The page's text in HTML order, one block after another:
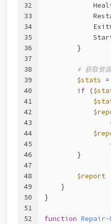
32
33
34
35
36
37
38
39
40
41
42
43
44
45
46
47
48
49
50
51
52
        }
# 获取资
$stats
if (
        }
$report
    }
}
function Repair-